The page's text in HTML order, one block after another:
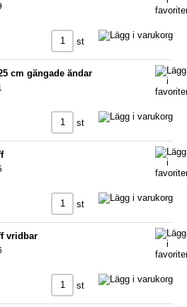
st
cm gängade ändar
st
st
vridbar
st